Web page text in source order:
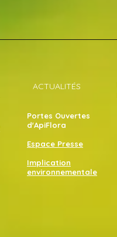
ACTUALITÉS
Portes Ouvertes
d'ApiFlora
Espace Presse
Implication
environnementale